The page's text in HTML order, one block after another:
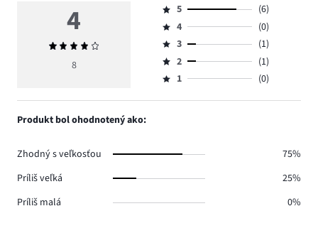
4
Priemerné
hodnotenie
8
Hodnotenie
5,
počet
hlasov
6.
5
(6)
Hodnotenie
4,
počet
hlasov
4
(0)
Hodnotenie
3,
počet
3
(1)
Hodnotenie
2,
2
(1)
Hodnotenie
1,
1 (0)
Produkt bol ohodnotený ako:
Zhodný s veľkosťou
75%
Príliš veľká
25%
Príliš malá
0%